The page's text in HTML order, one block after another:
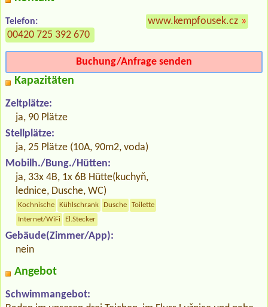
Telefon:
00420 725 392 670
www.kempfousek.cz »
Buchung/Anfrage senden
Kapazitäten
Zeltplätze:
ja, 90 Plätze
Stellplätze:
ja, 25 Plätze (10A, 90m2, voda)
Mobilh./Bung./Hütten:
ja, 33x 4B, 1x 6B Hütte(kuchyň,
lednice, Dusche, WC)
Kochnische Kühlschrank Dusche
Toilette
Internet/WiFi
El.Stecker
Gebäude(Zimmer/App):
nein
Angebot
Schwimmangebot: